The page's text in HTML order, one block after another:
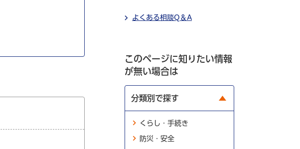
よくある相談Q＆A
このページに知りたい情報
が無い場合は
分類別で探す
くらし・手続き
防災・安全